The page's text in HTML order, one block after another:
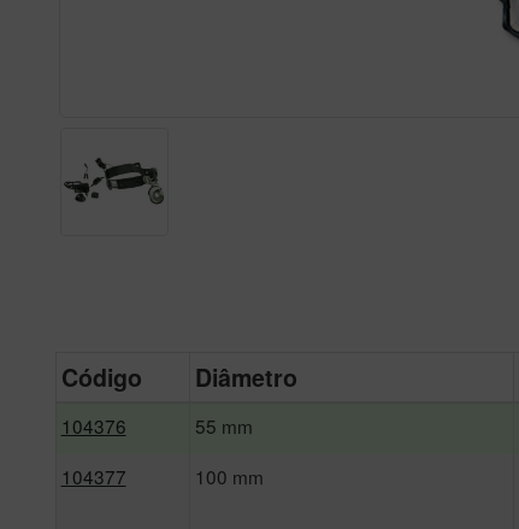
Código Diâmetro
104376 55 mm
104377 100 mm